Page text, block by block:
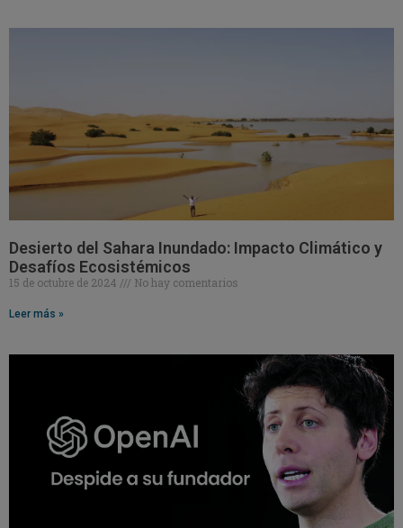
Desierto del Sahara Inundado: Impacto Climático y
Desafíos Ecosistémicos
15 de octubre de 2024 No hay comentarios
Leer más »